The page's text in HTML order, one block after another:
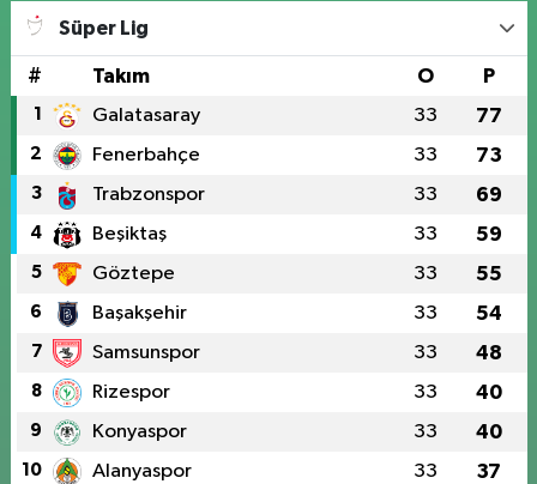
Süper Lig
# Takım O P
1 Galatasaray 33 77
2 Fenerbahçe 33 73
3 Trabzonspor 33 69
4 Beşiktaş 33 59
5 Göztepe 33 55
6 Başakşehir 33 54
7 Samsunspor 33 48
8 Rizespor 33 40
9 Konyaspor 33 40
10 Alanyaspor 33 37